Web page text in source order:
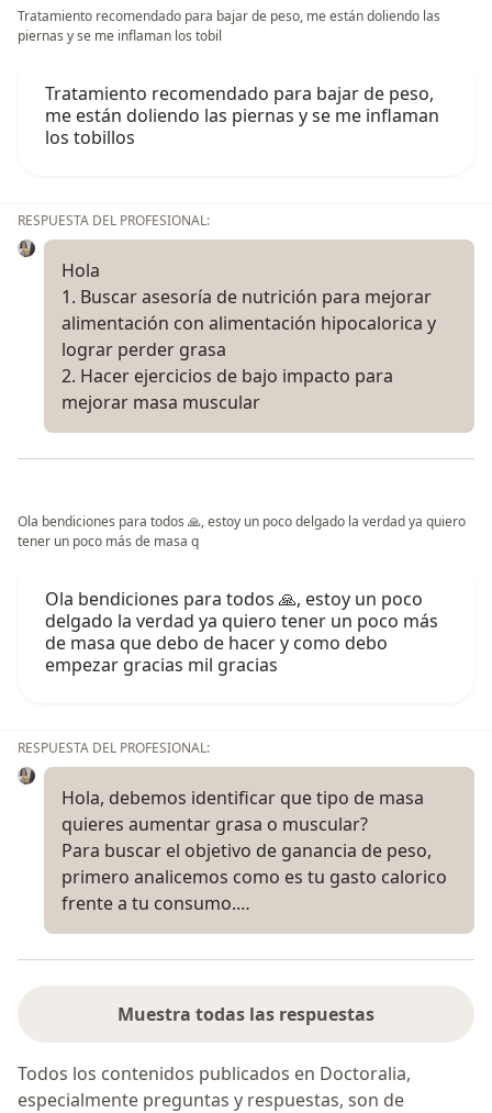
Tratamiento recomendado para bajar de peso, me están doliendo las
piernas y se me inflaman los tobil
Tratamiento recomendado para bajar de peso,
me están doliendo las piernas y se me inflaman
los tobillos
RESPUESTA DEL PROFESIONAL:
Hola
1. Buscar asesoría de nutrición para mejorar
alimentación con alimentación hipocalorica y
lograr perder grasa
2. Hacer ejercicios de bajo impacto para
mejorar masa muscular
Ola bendiciones para todos 🙏, estoy un poco delgado la verdad ya quiero
tener un poco más de masa q
Ola bendiciones para todos 🙏, estoy un poco
delgado la verdad ya quiero tener un poco más
de masa que debo de hacer y como debo
empezar gracias mil gracias
RESPUESTA DEL PROFESIONAL:
Hola, debemos identificar que tipo de masa
quieres aumentar grasa o muscular?
Para buscar el objetivo de ganancia de peso,
primero analicemos como es tu gasto calorico
frente a tu consumo.…
Muestra todas las respuestas
Todos los contenidos publicados en Doctoralia,
especialmente preguntas y respuestas, son de